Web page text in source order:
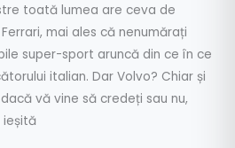
toată lumea are ceva de
mai ales că nenumărați
super-sport aruncă din ce în ce
italian. Dar Volvo? Chiar și
vă vine să credeți sau nu,